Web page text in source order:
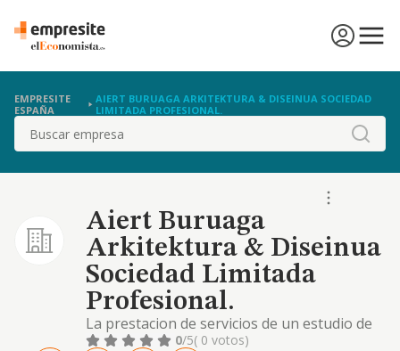
EMPRESITE
ESPAÑA
AIERT BURUAGA ARKITEKTURA & DISEINUA SOCIEDAD
LIMITADA PROFESIONAL.
Buscar
Aiert Buruaga
Arkitektura & Diseinua
Sociedad Limitada
Profesional.
La prestacion de servicios de un estudio de
arquitectura 0/5( 0 votos)